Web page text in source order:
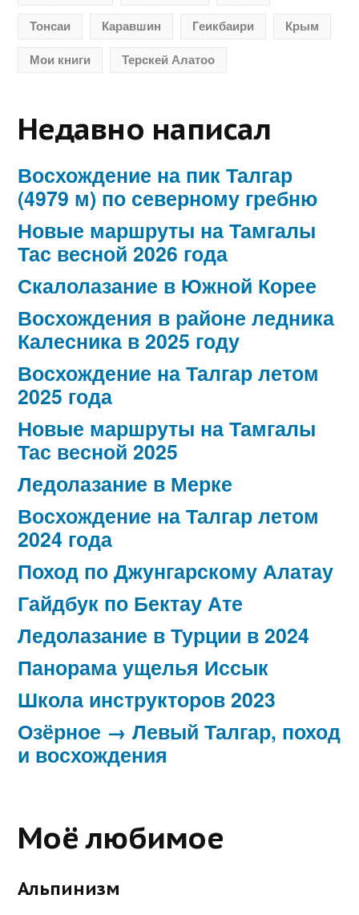
Тонсаи Каравшин Геикбаири Крым
Мои книги Терскей Алатоо
Недавно написал
Восхождение на пик Талгар
(4979 м) по северному гребню
Новые маршруты на Тамгалы
Тас весной 2026 года
Скалолазание в Южной Корее
Восхождения в районе ледника
Калесника в 2025 году
Восхождение на Талгар летом
2025 года
Новые маршруты на Тамгалы
Тас весной 2025
Ледолазание в Мерке
Восхождение на Талгар летом
2024 года
Поход по Джунгарскому Алатау
Гайдбук по Бектау Ате
Ледолазание в Турции в 2024
Панорама ущелья Иссык
Школа инструкторов 2023
Озёрное → Левый Талгар, поход
и восхождения
Моё любимое
Альпинизм